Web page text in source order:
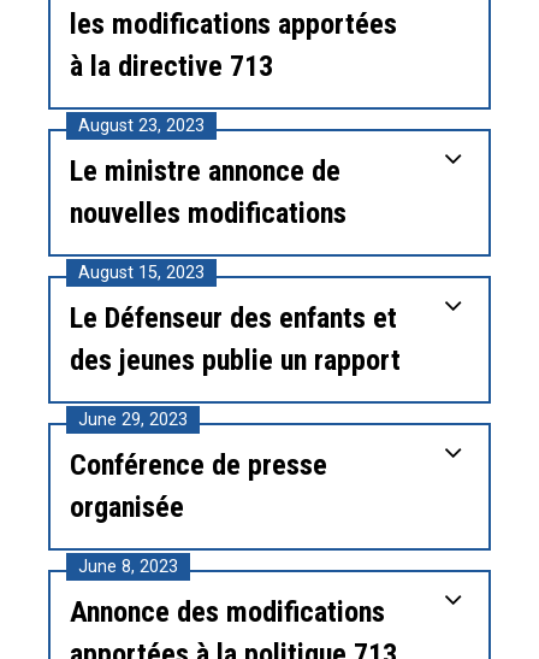
les modifications apportées
à la directive 713
August 23, 2023
Le ministre annonce de
nouvelles modifications
August 15, 2023
Le Défenseur des enfants et
des jeunes publie un rapport
June 29, 2023
Conférence de presse
organisée
June 8, 2023
Annonce des modifications